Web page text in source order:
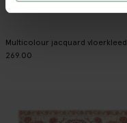
Multicolour jacquard vloerkleed
269.00